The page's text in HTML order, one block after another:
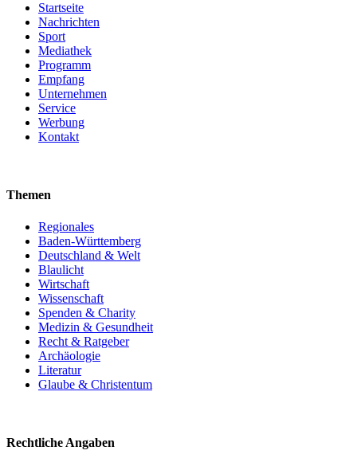
Startseite
Nachrichten
Sport
Mediathek
Programm
Empfang
Unternehmen
Service
Werbung
Kontakt
Themen
Regionales
Baden-Württemberg
Deutschland & Welt
Blaulicht
Wirtschaft
Wissenschaft
Spenden & Charity
Medizin & Gesundheit
Recht & Ratgeber
Archäologie
Literatur
Glaube & Christentum
Rechtliche Angaben